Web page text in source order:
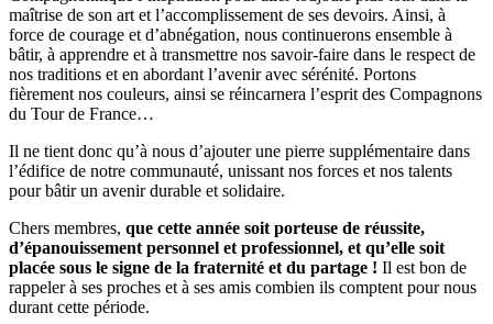
maîtrise de son art et l’accomplissement de ses devoirs. Ainsi, à
force de courage et d’abnégation, nous continuerons ensemble à
bâtir, à apprendre et à transmettre nos savoir-faire dans le respect de
nos traditions et en abordant l’avenir avec sérénité. Portons
fièrement nos couleurs, ainsi se réincarnera l’esprit des Compagnons
du Tour de France…
Il ne tient donc qu’à nous d’ajouter une pierre supplémentaire dans
l’édifice de notre communauté, unissant nos forces et nos talents
pour bâtir un avenir durable et solidaire.
Chers membres, que cette année soit porteuse de réussite,
d’épanouissement personnel et professionnel, et qu’elle soit
placée sous le signe de la fraternité et du partage ! Il est bon de
rappeler à ses proches et à ses amis combien ils comptent pour nous
durant cette période.